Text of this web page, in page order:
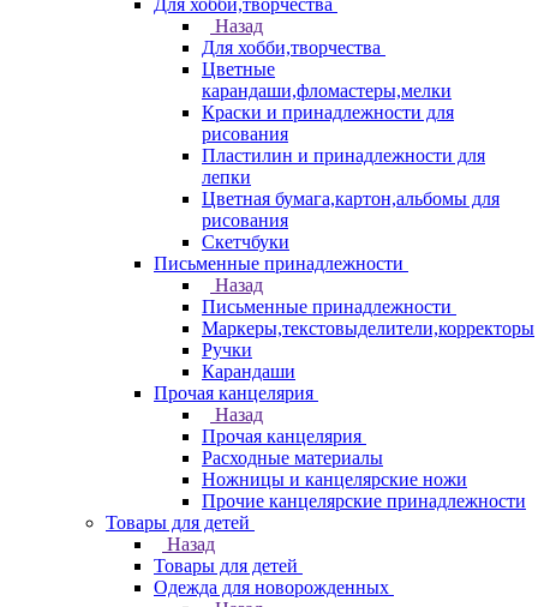
Для хобби,творчества
Назад
Для хобби,творчества
Цветные
карандаши,фломастеры,мелки
Краски и принадлежности для
рисования
Пластилин и принадлежности для
лепки
Цветная бумага,картон,альбомы для
рисования
Скетчбуки
Письменные принадлежности
Назад
Письменные принадлежности
Маркеры,текстовыделители,корректоры
Ручки
Карандаши
Прочая канцелярия
Назад
Прочая канцелярия
Расходные материалы
Ножницы и канцелярские ножи
Прочие канцелярские принадлежности
Товары для детей
Назад
Товары для детей
Одежда для новорожденных